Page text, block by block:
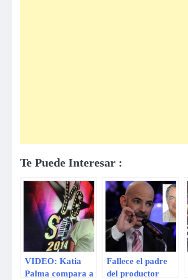
Te Puede Interesar :
VIDEO: Katia
Palma compara a
Fallece el padre
del productor